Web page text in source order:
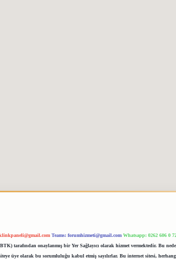
Teams: forumhizmeti@gmail.com Whatsapp: 0262 606 0
tarafından onaylanmış bir Yer Sağlayıcı olarak hizmet vermektedir. Bu
üye olarak bu sorumluluğu kabul etmiş sayılırlar. Bu internet sitesi,